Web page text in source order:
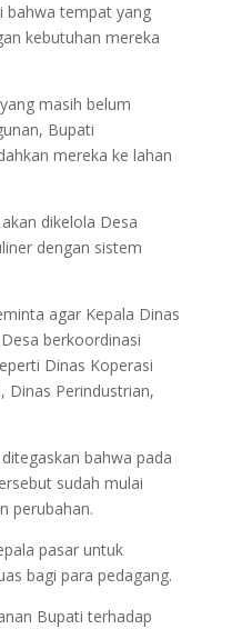
bahwa tempat yang
kebutuhan mereka
masih belum
Bupati
mereka ke lahan
dikelola Desa
dengan sistem
agar Kepala Dinas
berkoordinasi
Dinas Koperasi
Dinas Perindustrian,
bahwa pada
sudah mulai
perubahan.
pasar untuk
bagi para pedagang.
Bupati terhadap